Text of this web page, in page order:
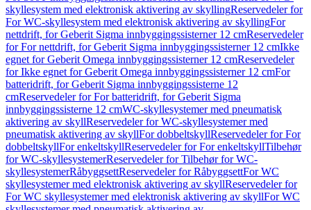
skyllesystem med elektronisk aktivering av skyllingReservedeler for
For WC-skyllesystem med elektronisk aktivering av skyllingFor
nettdrift, for Geberit Sigma innbyggingssisterner 12 cmReservedeler
for For nettdrift, for Geberit Sigma innbyggingssisterner 12 cmIkke
egnet for Geberit Omega innbyggingssisterner 12 cmReservedeler
for Ikke egnet for Geberit Omega innbyggingssisterner 12 cmFor
batteridrift, for Geberit Sigma innbyggingssisterne 12
cmReservedeler for For batteridrift, for Geberit Sigma
innbyggingssisterne 12 cmWC-skyllesystemer med pneumatisk
aktivering av skyllReservedeler for WC-skyllesystemer med
pneumatisk aktivering av skyllFor dobbeltskyllReservedeler for For
dobbeltskyllFor enkeltskyllReservedeler for For enkeltskyllTilbehør
for WC-skyllesystemerReservedeler for Tilbehør for WC-
skyllesystemerRåbyggsettReservedeler for RåbyggsettFor WC
skyllesystemer med elektronisk aktivering av skyllReservedeler for
For WC skyllesystemer med elektronisk aktivering av skyllFor WC